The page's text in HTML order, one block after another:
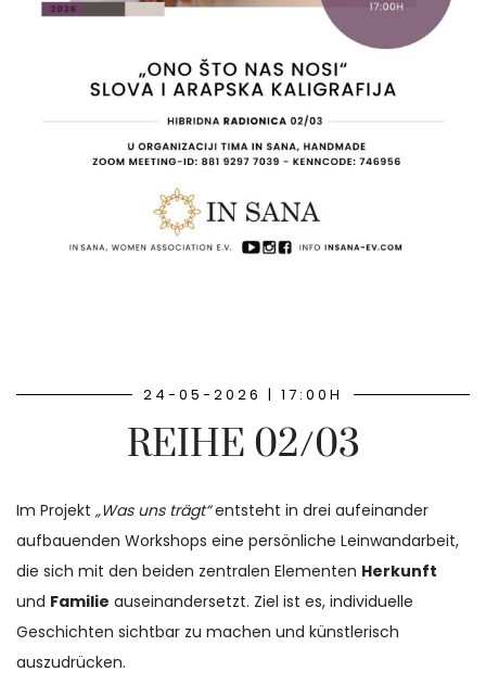
24-05-2026 | 17:00H
REIHE 02/03
Im Projekt „Was uns trägt“entsteht in drei aufeinander
aufbauenden Workshops eine persönliche Leinwandarbeit,
die sich mit den beiden zentralen Elementen Herkunft
und Familie auseinandersetzt. Ziel ist es, individuelle
Geschichten sichtbar zu machen und künstlerisch
auszudrücken.